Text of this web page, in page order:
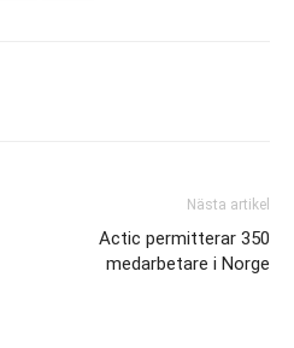
Nästa artikel
Actic permitterar 350
medarbetare i Norge